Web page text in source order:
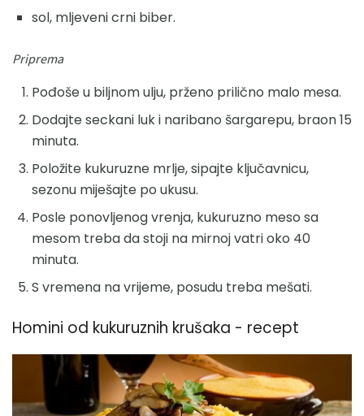
sol, mljeveni crni biber.
Priprema
Pođoše u biljnom ulju, prženo prilično malo mesa.
Dodajte seckani luk i naribano šargarepu, braon 15
minuta.
Položite kukuruzne mrlje, sipajte ključavnicu,
sezonu miješajte po ukusu.
Posle ponovljenog vrenja, kukuruzno meso sa
mesom treba da stoji na mirnoj vatri oko 40
minuta.
S vremena na vrijeme, posudu treba mešati.
Homini od kukuruznih krušaka - recept